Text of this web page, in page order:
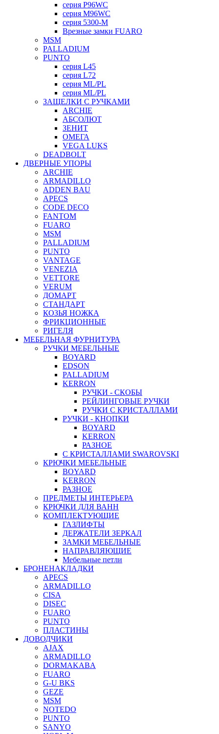
серия P96WC
серия M96WC
серия 5300-M
Врезные замки FUARO
MSM
PALLADIUM
PUNTO
серия L45
серия L72
серия ML/PL
серия ML/PL
ЗАЩЕЛКИ С РУЧКАМИ
ARCHIE
АБСОЛЮТ
ЗЕНИТ
ОМЕГА
VEGA LUKS
DEADBOLT
ДВЕРНЫЕ УПОРЫ
ARCHIE
ARMADILLO
ADDEN BAU
APECS
CODE DECO
FANTOM
FUARO
MSM
PALLADIUM
PUNTO
VANTAGE
VENEZIA
VETTORE
VERUM
ДОМАРТ
СТАНДАРТ
КОЗЬЯ НОЖКА
ФРИКЦИОННЫЕ
РИГЕЛЯ
МЕБЕЛЬНАЯ ФУРНИТУРА
РУЧКИ МЕБЕЛЬНЫЕ
BOYARD
EDSON
PALLADIUM
KERRON
РУЧКИ - СКОБЫ
РЕЙЛИНГОВЫЕ РУЧКИ
РУЧКИ С КРИСТАЛЛАМИ
РУЧКИ - КНОПКИ
BOYARD
KERRON
РАЗНОЕ
С КРИСТАЛЛАМИ SWAROVSKI
КРЮЧКИ МЕБЕЛЬНЫЕ
BOYARD
KERRON
РАЗНОЕ
ПРЕДМЕТЫ ИНТЕРЬЕРА
КРЮЧКИ ДЛЯ ВАНН
КОМПЛЕКТУЮЩИЕ
ГАЗЛИФТЫ
ДЕРЖАТЕЛИ ЗЕРКАЛ
ЗАМКИ МЕБЕЛЬНЫЕ
НАПРАВЛЯЮЩИЕ
Мебельные петли
БРОНЕНАКЛАДКИ
APECS
ARMADILLO
CISA
DISEC
FUARO
PUNTO
ПЛАСТИНЫ
ДОВОДЧИКИ
AJAX
ARMADILLO
DORMAKABA
FUARO
G-U BKS
GEZE
MSM
NOTEDO
PUNTO
SANYO